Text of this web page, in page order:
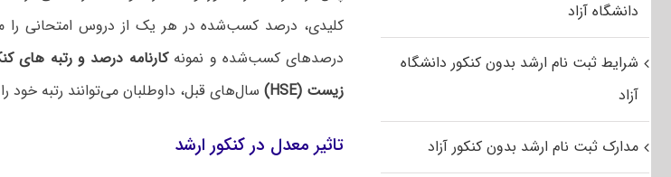
کلیدی، درصد کسب‌شده در هر یک از دروس امتحانی را
درصدهای کسب‌شده و نمونهکارنامه درصد و رتبه های
زیست (HSE)
سال‌های قبل، داوطلبان می‌توانند رتبه خود
تاثیر معدل در کنکور ارشد
دانشگاه آزاد
شرایط ثبت نام ارشد بدون کنکور دانشگاه
آزاد
مدارک ثبت نام ارشد بدون کنکور آزاد